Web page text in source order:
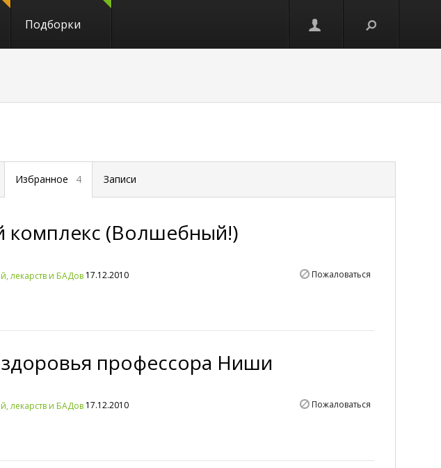
Подборки
Избранное 4 Записи
комплекс (Волшебный!)
лекарств и БАДов 17.12.2010 Пожаловаться
профессора Ниши
лекарств и БАДов 17.12.2010 Пожаловаться